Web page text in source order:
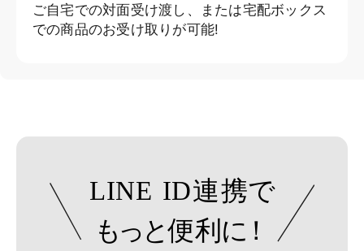
ご自宅での対面受け渡し、または宅配ボックス
での商品のお受け取りが可能!